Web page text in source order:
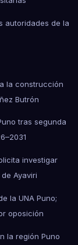
autoridades de la
la construcción
Butrón
tras segunda
investigar
Ayaviri
la UNA Puno;
oposición
la región Puno